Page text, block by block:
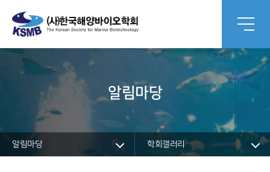
알림마당
알림마당 학회갤러리